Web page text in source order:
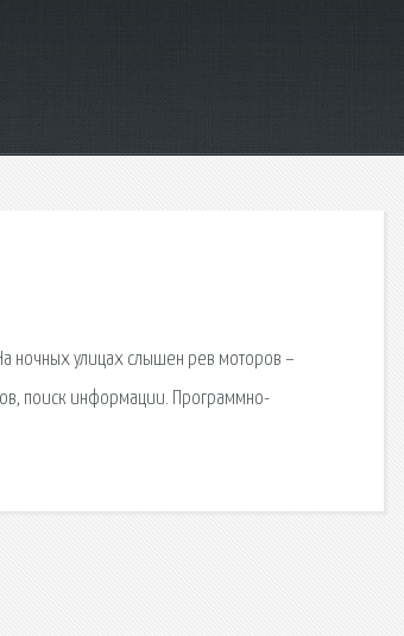
ночных улицах слышен рев моторов –
поиск информации. Программно-